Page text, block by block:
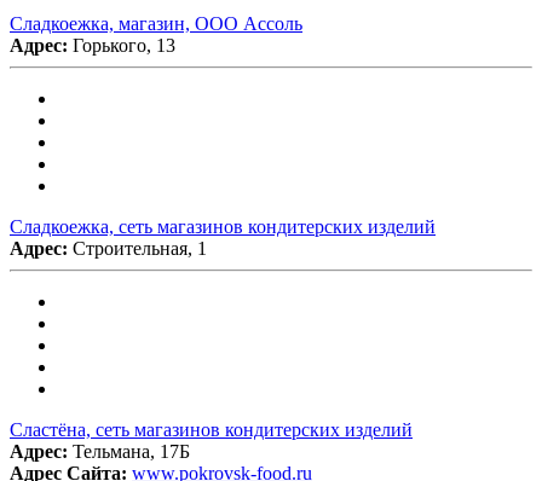
Сладкоежка, магазин, ООО Ассоль
Адрес: Горького, 13
Сладкоежка, сеть магазинов кондитерских изделий
Адрес: Строительная, 1
Сластёна, сеть магазинов кондитерских изделий
Адрес: Тельмана, 17Б
Адрес Сайта: www.pokrovsk-food.ru